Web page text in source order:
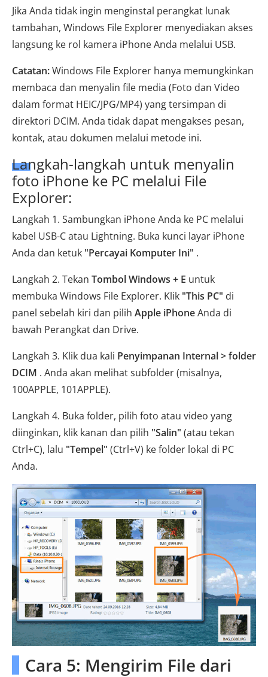
Jika Anda tidak ingin menginstal perangkat lunak
tambahan, Windows File Explorer menyediakan akses
langsung ke rol kamera iPhone Anda melalui USB.
Catatan:Windows File Explorer hanya memungkinkan
membaca dan menyalin file media (Foto dan Video
dalam format HEIC/JPG/MP4) yang tersimpan di
direktori DCIM. Anda tidak dapat mengakses pesan,
kontak, atau dokumen melalui metode ini.
Langkah-langkah untuk menyalin
foto iPhone ke PC melalui File
Explorer:
Langkah 1. Sambungkan iPhone Anda ke PC melalui
kabel USB-C atau Lightning. Buka kunci layar iPhone
Anda dan ketuk "Percayai Komputer Ini" .
Langkah 2. Tekan Tombol Windows + E untuk
membuka Windows File Explorer. Klik "This PC" di
panel sebelah kiri dan pilih Apple iPhoneAnda di
bawah Perangkat dan Drive.
Langkah 3. Klik dua kali Penyimpanan Internal > folder
DCIM . Anda akan melihat subfolder (misalnya,
100APPLE, 101APPLE).
Langkah 4. Buka folder, pilih foto atau video yang
diinginkan, klik kanan dan pilih "Salin" (atau tekan
Ctrl+C), lalu "Tempel" (Ctrl+V) ke folder lokal di PC
Anda.
Cara 5: Mengirim File dari